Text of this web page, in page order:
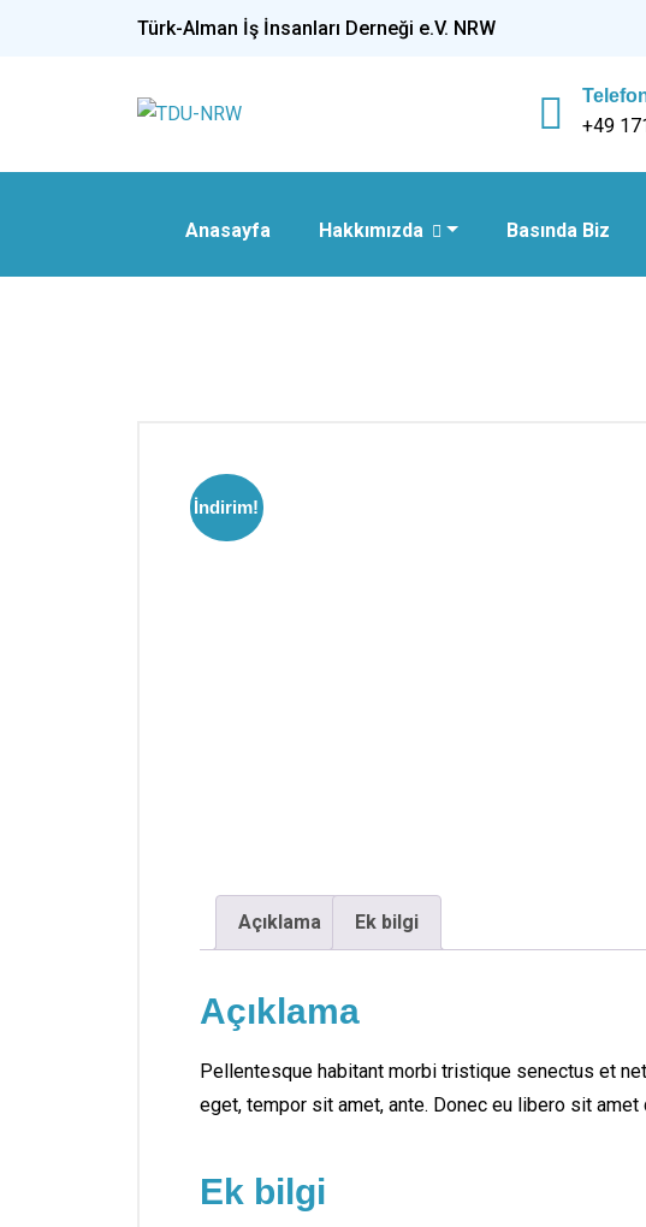
Türk-Alman İş İnsanları Derneği e.V. NRW
+49
Anasayfa Hakkımızda Basında Biz
İndirim!
Açıklama Ek bilgi
Açıklama
Pellentesque habitant morbi tristique senectus et
eget, tempor sit amet, ante. Donec eu libero sit
Ek bilgi